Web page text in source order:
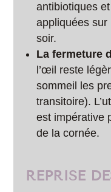
antibiotiques
appliquées
soir.
La fermeture
l’œil reste
sommeil les
transitoire).
est impérative
de la cornée.
REPRISE